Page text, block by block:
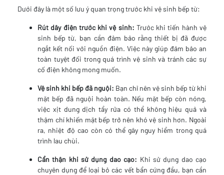
Dưới đây là một số lưu ý quan trọng trước khi vệ sinh bếp từ:
Rút dây điện trước khi vệ sinh: Trước khi tiến hành vệ
sinh bếp từ, bạn cần đảm bảo rằng thiết bị đã được
ngắt kết nối với nguồn điện. Việc này giúp đảm bảo an
toàn tuyệt đối trong quá trình vệ sinh và tránh các sự
cố điện không mong muốn.
Vệ sinh khi bếp đã nguội: Bạn chỉ nên vệ sinh bếp từ khi
mặt bếp đã nguội hoàn toàn. Nếu mặt bếp còn nóng,
việc xịt dung dịch tẩy rửa có thể không hiệu quả và
thậm chí khiến mặt bếp trở nên khó vệ sinh hơn. Ngoài
ra, nhiệt độ cao còn có thể gây nguy hiểm trong quá
trình lau chùi.
Cẩn thận khi sử dụng dao cạo: Khi sử dụng dao cạo
chuyên dụng để loại bỏ các vết bẩn cứng đầu, bạn cần